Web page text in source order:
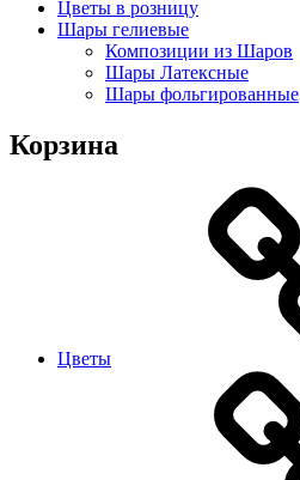
Цветы в розницу
Шары гелиевые
Композиции из Шаров
Шары Латексные
Шары фольгированные
Корзина
Цветы